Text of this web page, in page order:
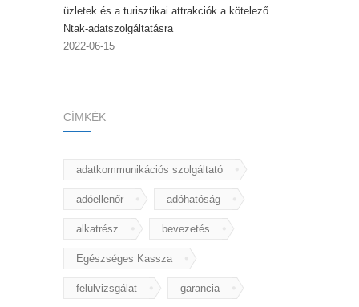
üzletek és a turisztikai attrakciók a kötelező
Ntak-adatszolgáltatásra
2022-06-15
CÍMKÉK
adatkommunikációs szolgáltató
adóellenőr adóhatóság
alkatrész bevezetés
Egészséges Kassza
felülvizsgálat garancia